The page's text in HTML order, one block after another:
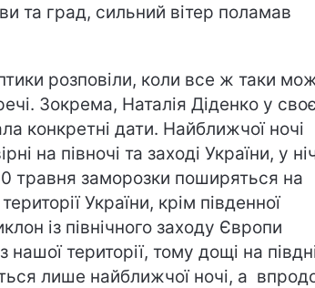
та град, сильний вітер поламав
розповіли, коли все ж таки
Зокрема, Наталія Діденко у
конкретні дати. Найближчої ночі
на півночі та заході України, у
травня заморозки поширяться на
України, крім південної
із північного заходу Європи
нашої території, тому дощі на
лише найближчої ночі, а